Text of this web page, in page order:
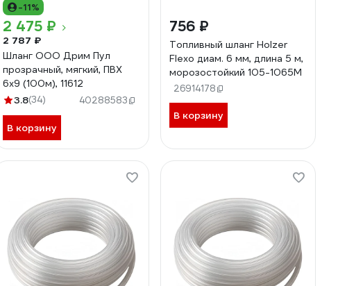
-11%
2 475 ₽
2 787 ₽
Шланг ООО Дрим Пул
прозрачный, мягкий, ПВХ
6x9 (100м), 11612
3.8(34) 40288583
В корзину
756 ₽
Топливный шланг Holzer
Flexo диам. 6 мм, длина 5 м,
морозостойкий 105-1065M
26914178
В корзину